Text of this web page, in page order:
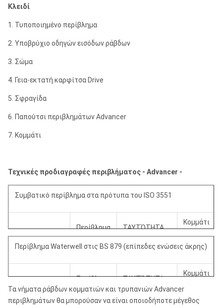
Κλειδί
1. Τυποποιημένο περίβλημα
2. Υποβρύχιο οδηγών εισόδων ράβδων
3. Σώμα
4. Γεια-εκτατή καρφίτσα Drive
5. Σφραγίδα
6. Παπούτσι περιβλημάτων Advancer
7. Κομμάτι
Τεχνικές προδιαγραφές περιβλήματος - Advancer -
Συμβατικό περίβλημα στα πρότυπα του ISO 3551
Περίβλημα
O.D.
ΤΑΥΤΌΤΗΤΑ
περιβλημάτων.
Κομμάτι
Advancer.
7.800»
UW. 7.625» 7.000» 8.800»
Περίβλημα Waterwell στις BS 879 (επίπεδες ενώσεις άκρης)
Προσδιορισμός
Περίβλημα
O.D.
ΤΑΥΤΌΤΗΤΑ
περιβλημάτων.
Κομμάτι
Advancer.
Τα νήματα ράβδων κομματιών και τρυπανιών Advancer
περιβλημάτων θα μπορούσαν να είναι οποιοδήποτε μέγεθος